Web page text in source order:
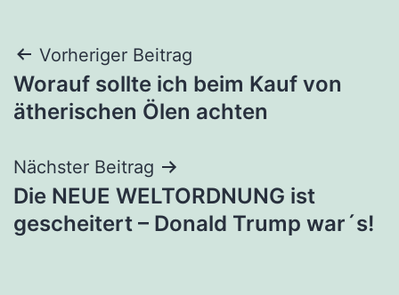
Beitragsnavigation
Vorheriger Beitrag
Worauf sollte ich beim Kauf von
ätherischen Ölen achten
Nächster Beitrag
Die NEUE WELTORDNUNG ist
gescheitert – Donald Trump war´s!